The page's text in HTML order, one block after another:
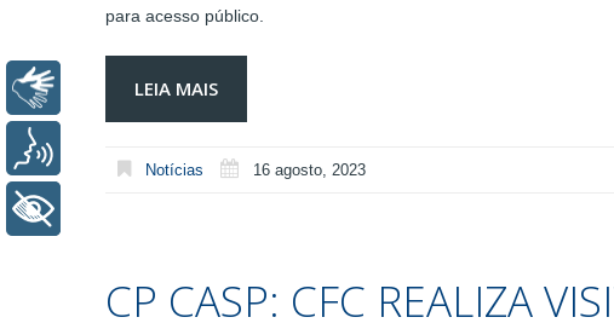
para acesso público.
LEIA MAIS
Notícias 16 agosto, 2023
CP CASP: CFC REALIZA